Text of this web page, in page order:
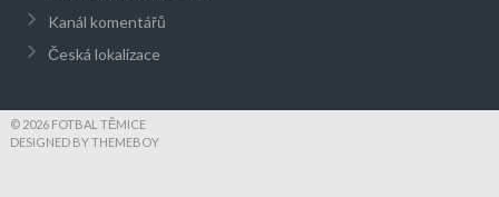
Kanál komentářů
Česká lokalizace
© 2026 FOTBAL TĚMICE
DESIGNED BY THEMEBOY